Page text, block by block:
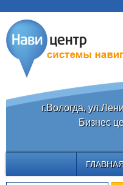
г.Вологда,
Бизнес